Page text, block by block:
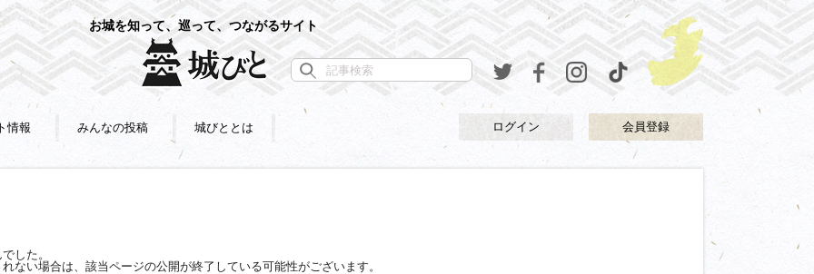
お城を知って、巡って、つながるサイト
情報 みんなの投稿 城びととは ログイン 会員登録
した。
ない場合は、該当ページの公開が終了している可能性がございます。